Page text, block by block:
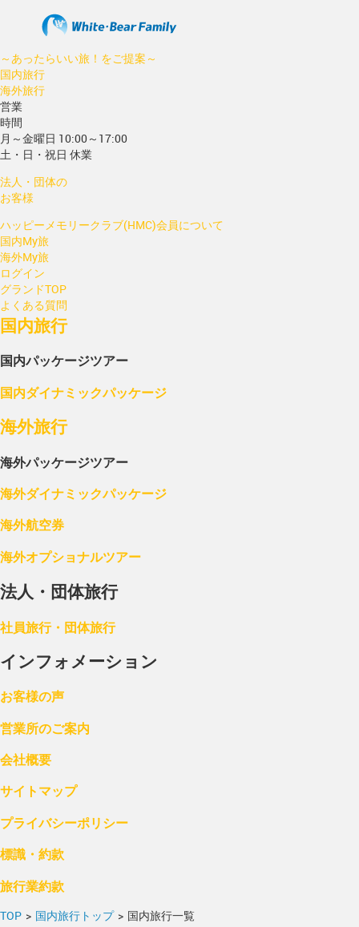
～あったらいい旅！をご提案～
国内旅行
海外旅行
営業
時間
月～金曜日 10:00～17:00
土・日・祝日 休業
法人・団体の
お客様
ハッピーメモリークラブ(HMC)会員について
国内My旅
海外My旅
ログイン
グランドTOP
よくある質問
国内旅行
国内パッケージツアー
国内ダイナミックパッケージ
海外旅行
海外パッケージツアー
海外ダイナミックパッケージ
海外航空券
海外オプショナルツアー
法人・団体旅行
社員旅行・団体旅行
インフォメーション
お客様の声
営業所のご案内
会社概要
サイトマップ
プライバシーポリシー
標識・約款
旅行業約款
TOP > 国内旅行トップ > 国内旅行一覧